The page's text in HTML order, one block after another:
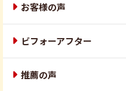
お客様の声
ビフォーアフター
推薦の声